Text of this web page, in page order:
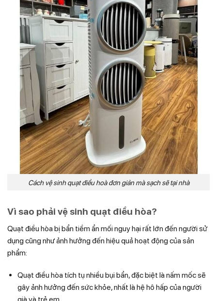
Cách vệ sinh quạt điều hoà đơn giản mà sạch sẽ tại nhà
Vì sao phải vệ sinh quạt điều hòa?
Quạt điều hòa bị bẩn tiềm ẩn mối nguy hại rất lớn đến người sử
dụng cũng như ảnh hưởng đến hiệu quả hoạt động của sản
phẩm:
Quạt điều hòa tích tụ nhiều bụi bẩn, đặc biệt là nấm mốc sẽ
gây ảnh hưởng đến sức khỏe, nhất là hệ hô hấp của người
già và trẻ em.